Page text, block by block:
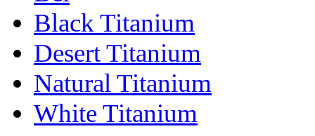
Black Titanium
Desert Titanium
Natural Titanium
White Titanium